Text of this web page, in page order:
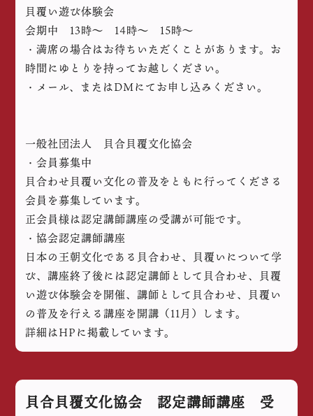
貝覆い遊び体験会
会期中 13時〜 14時〜 15時〜
・満席の場合はお待ちいただくことがあります。お
時間にゆとりを持ってお越しください。
・メール、またはDMにてお申し込みください。
一般社団法人 貝合貝覆文化協会
・会員募集中
貝合わせ貝覆い文化の普及をともに行ってくださる
会員を募集しています。
正会員様は認定講師講座の受講が可能です。
・協会認定講師講座
日本の王朝文化である貝合わせ、貝覆いについて学
び、講座終了後には認定講師として貝合わせ、貝覆
い遊び体験会を開催、講師として貝合わせ、貝覆い
の普及を行える講座を開講（11月）します。
詳細はHPに掲載しています。
貝合貝覆文化協会 認定講師講座 受